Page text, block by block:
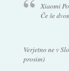
Xiaomi
Če še
Verjetno ne v
prosim)